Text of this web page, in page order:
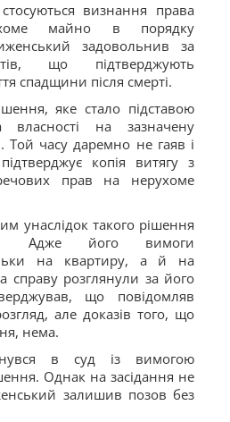
визнання права
майно в порядку
задовольнив за
що підтверджують
спадщини після смерті.
яке стало підставою
власності на зазначену
Той часу даремно не гаяв і
копія витягу з
прав на нерухоме
унаслідок такого рішення
Адже його вимоги
на квартиру, а й на
справу розглянули за його
що повідомляв
але доказів того, що
нема.
в суд із вимогою
Однак на засідання не
залишив позов без